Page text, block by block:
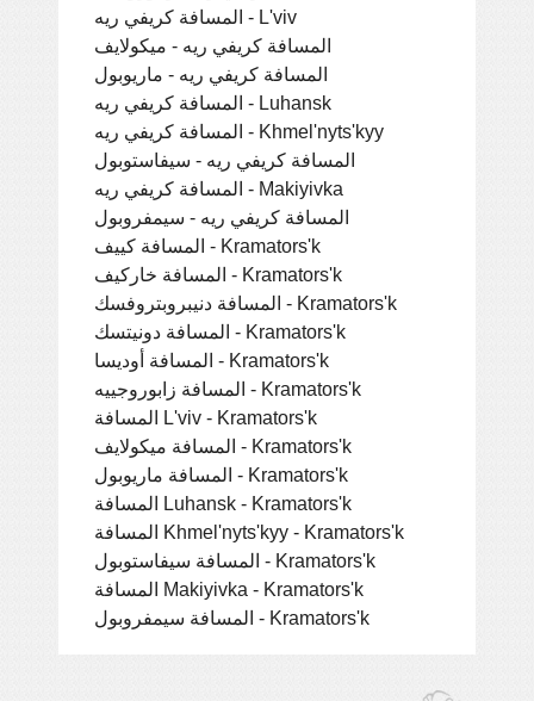
المسافة كريفي ريه - L'viv
المسافة كريفي ريه - ميكولايف
المسافة كريفي ريه - ماريوبول
المسافة كريفي ريه - Luhansk
المسافة كريفي ريه - Khmel'nyts'kyy
المسافة كريفي ريه - سيفاستوبول
المسافة كريفي ريه - Makiyivka
المسافة كريفي ريه - سيمفروبول
المسافة كييف - Kramators'k
المسافة خاركيف - Kramators'k
المسافة دنيبروبتروفسك - Kramators'k
المسافة دونيتسك - Kramators'k
المسافة أوديسا - Kramators'k
المسافة زابوروجييه - Kramators'k
المسافة L'viv - Kramators'k
المسافة ميكولايف - Kramators'k
المسافة ماريوبول - Kramators'k
المسافة Luhansk - Kramators'k
المسافة Khmel'nyts'kyy - Kramators'k
المسافة سيفاستوبول - Kramators'k
المسافة Makiyivka - Kramators'k
المسافة سيمفروبول - Kramators'k